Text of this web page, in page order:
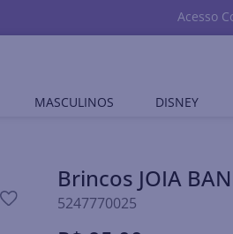
Acesso
MASCULINOS DISNEY
Brincos JOIA
5247770025